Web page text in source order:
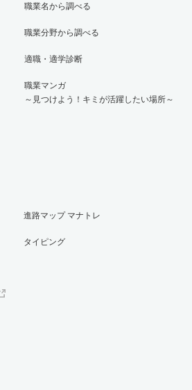
職業名から調べる
職業分野から調べる
適職・適学診断
職業マンガ
～見つけよう！キミが活躍したい場所～
進路マップ マナトレ
タイピング